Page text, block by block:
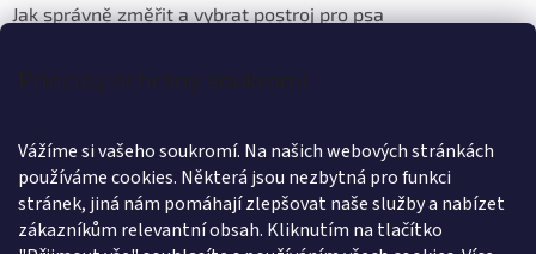
Principy ochrany soukromí
Vážíme si vašeho soukromí. Na našich webových stránkách
používáme cookies. Některá jsou nezbytná pro funkci
stránek, jiná nám pomáhají zlepšovat naše služby a nabízet
zákazníkům relevantní obsah. Kliknutím na tlačítko
Jak správně změřit a vybrat postroj pro psa
info@wanteddog.cz
Wanted Dog
wanteddogcz